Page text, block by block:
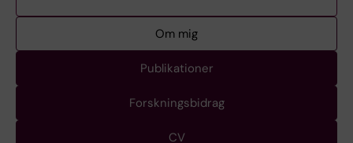
Om mig
Publikationer
Forskningsbidrag
CV